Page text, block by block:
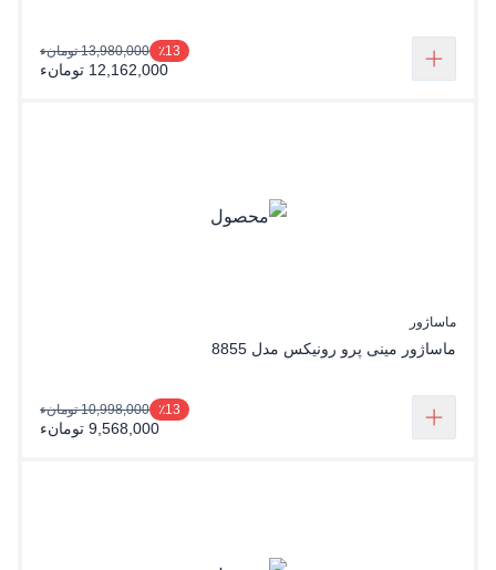
٪13 13,980,000 تومانء
12,162,000 تومانء
ماساژور
ماساژور مینی پرو رونیکس مدل 8855
٪13 10,998,000 تومانء
9,568,000 تومانء